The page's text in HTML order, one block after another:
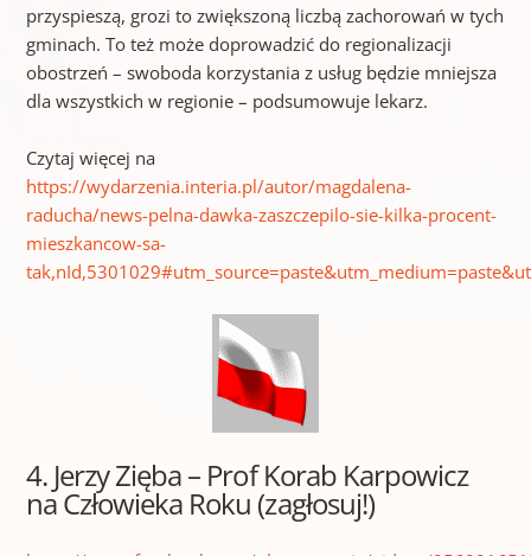
przyspieszą, grozi to zwiększoną liczbą zachorowań w tych
gminach. To też może doprowadzić do regionalizacji
obostrzeń – swoboda korzystania z usług będzie mniejsza
dla wszystkich w regionie – podsumowuje lekarz.
Czytaj więcej na
https://wydarzenia.interia.pl/autor/magdalena-
raducha/news-pelna-dawka-zaszczepilo-sie-kilka-procent-
mieszkancow-sa-
4. Jerzy Zięba – Prof Korab Karpowicz
na Człowieka Roku (zagłosuj!)